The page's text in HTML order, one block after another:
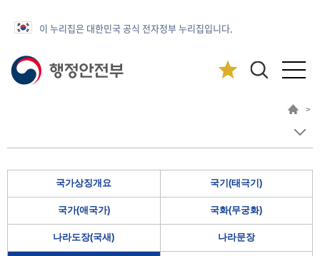
이 누리집은 대한민국 공식 전자정부 누리집입니다.
>
국가상징개요 국기(태극기)
국가(애국가) 국화(무궁화)
나라도장(국새) 나라문장